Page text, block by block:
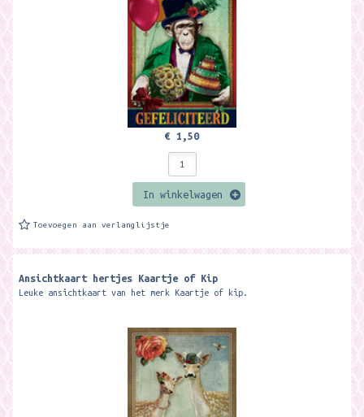
€ 1,50
In winkelwagen
Toevoegen aan verlanglijstje
Ansichtkaart hertjes Kaartje of Kip
Leuke ansichtkaart van het merk Kaartje of kip.